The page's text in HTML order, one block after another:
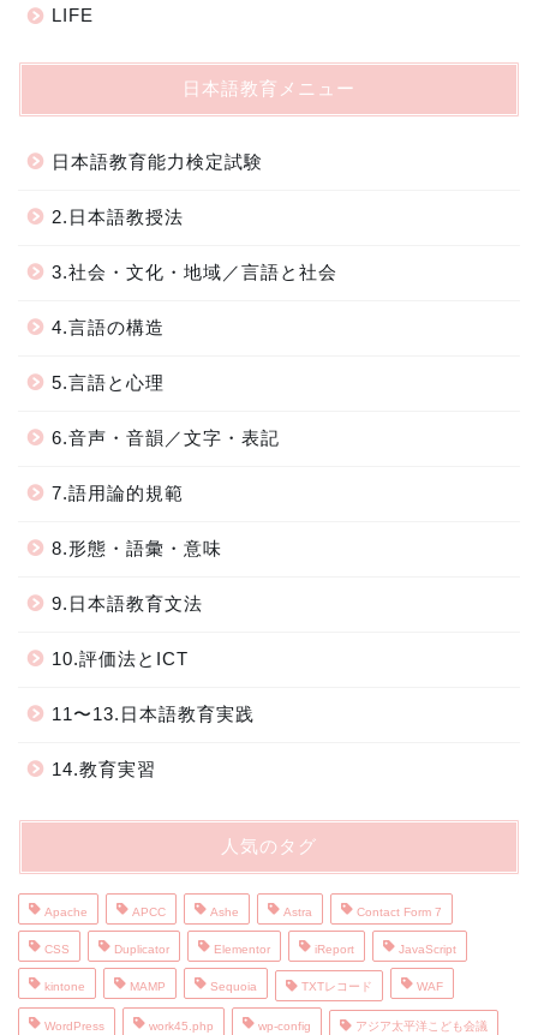
LIFE
日本語教育メニュー
日本語教育能力検定試験
2.日本語教授法
3.社会・文化・地域／言語と社会
4.言語の構造
5.言語と心理
6.音声・音韻／文字・表記
7.語用論的規範
8.形態・語彙・意味
9.日本語教育文法
10.評価法とICT
11〜13.日本語教育実践
14.教育実習
人気のタグ
Apache APCC Ashe Astra Contact Form 7
CSS Duplicator Elementor iReport JavaScript
kintone MAMP Sequoia TXTレコード WAF
WordPress work45.php wp-config アジア太平洋こども会議